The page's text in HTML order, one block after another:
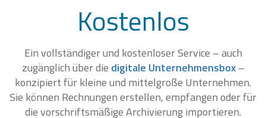
Kostenlos
Ein vollständiger und kostenloser Service – auch
zugänglich über die digitale Unternehmensbox–
konzipiert für kleine und mittelgroße Unternehmen.
Sie können Rechnungen erstellen, empfangen oder für
die vorschriftsmäßige Archivierung importieren.